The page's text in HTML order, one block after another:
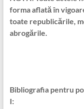
forma aflată în
toate republicările,
abrogările.
Bibliografia pentru
I: